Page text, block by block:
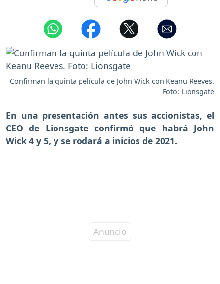
Confirman la quinta película de John Wick con Keanu Reeves.
Foto: Lionsgate
En una presentación antes sus accionistas, el
CEO de Lionsgate confirmó que habrá John
Wick 4 y 5, y se rodará a inicios de 2021.